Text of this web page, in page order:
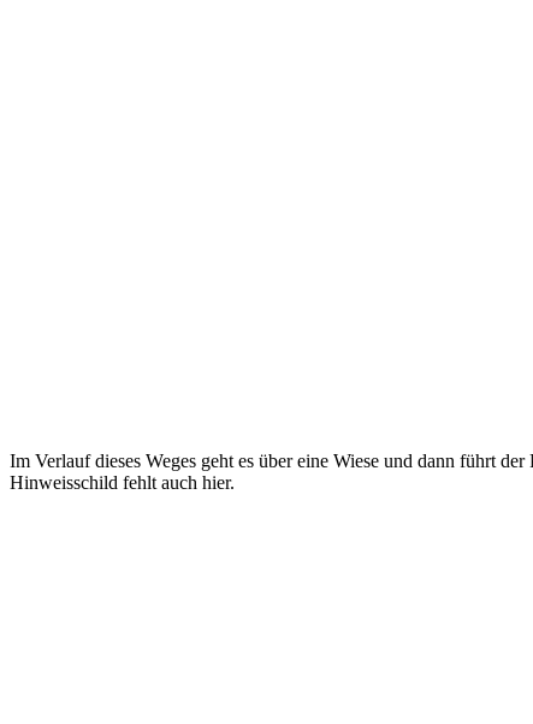
Im Verlauf dieses Weges geht es über eine Wiese und dann führt
Hinweisschild fehlt auch hier.